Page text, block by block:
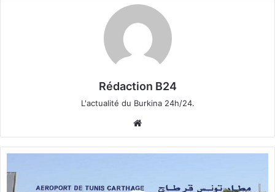
Rédaction B24
L'actualité du Burkina 24h/24.
bsi
te
u